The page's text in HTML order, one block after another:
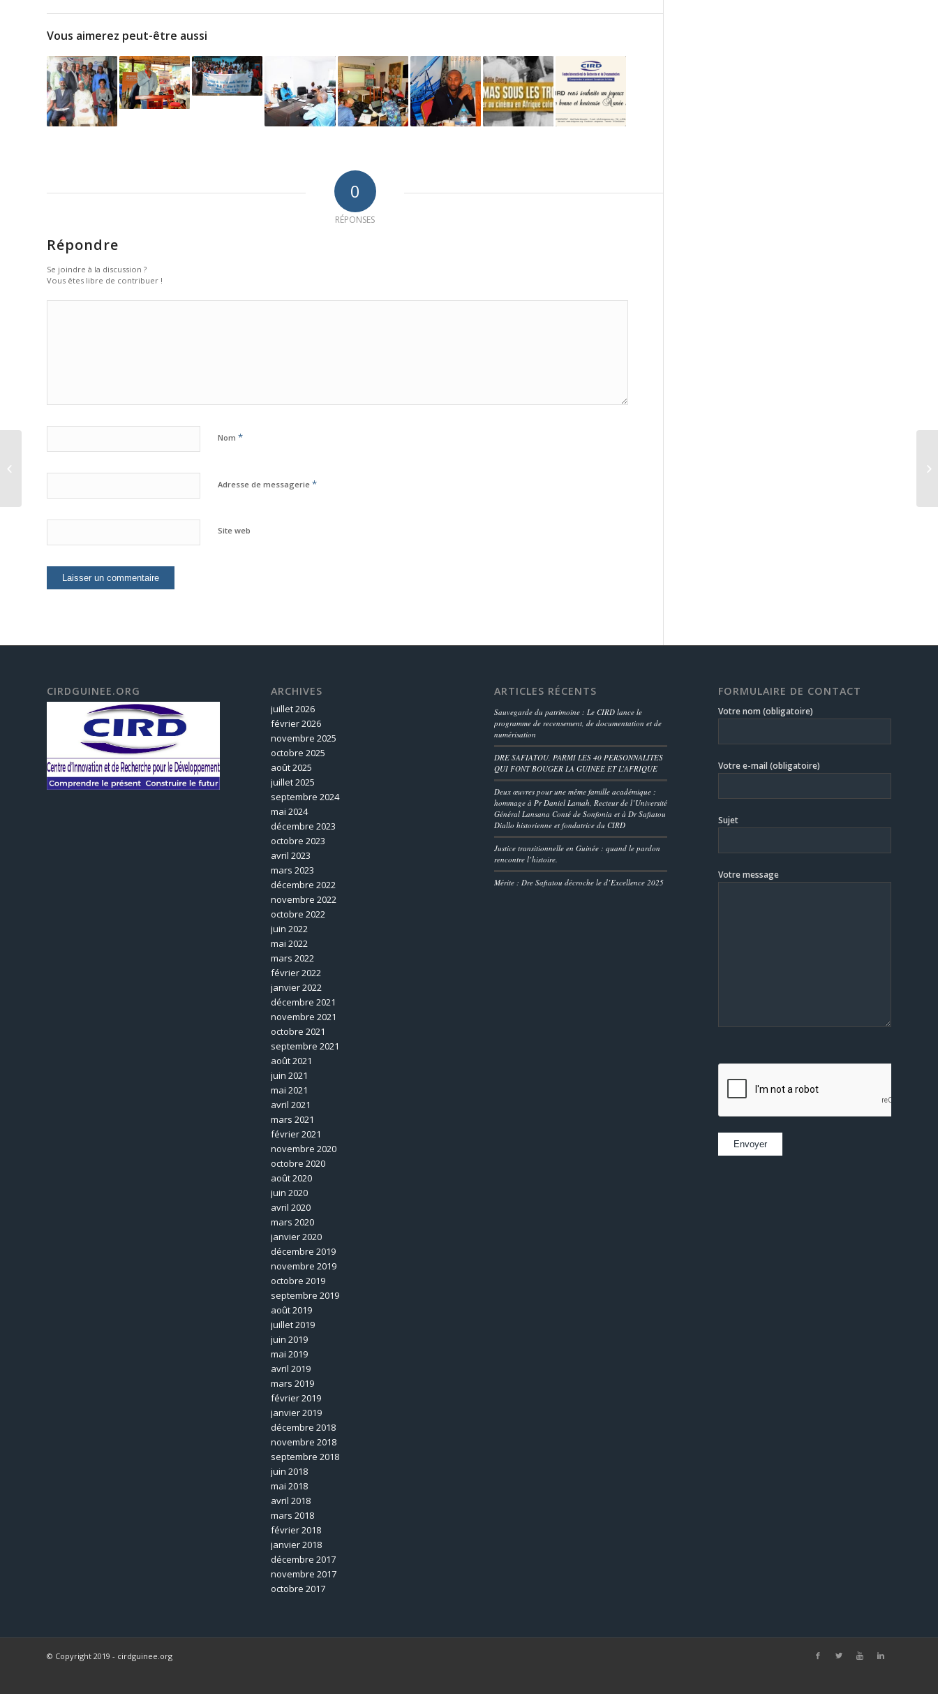
Vous aimerez peut-être aussi
0
RÉPONSES
Répondre
Se joindre à la discussion ?
Vous êtes libre de contribuer !
Nom *
Adresse de messagerie *
Site web
CIRDGUINEE.ORG ARCHIVES
juillet 2026
février 2026
novembre 2025
octobre 2025
août 2025
juillet 2025
septembre 2024
mai 2024
décembre 2023
octobre 2023
avril 2023
mars 2023
décembre 2022
novembre 2022
octobre 2022
juin 2022
mai 2022
mars 2022
février 2022
janvier 2022
décembre 2021
novembre 2021
octobre 2021
septembre 2021
août 2021
juin 2021
mai 2021
avril 2021
mars 2021
février 2021
novembre 2020
octobre 2020
août 2020
juin 2020
avril 2020
mars 2020
janvier 2020
décembre 2019
novembre 2019
octobre 2019
septembre 2019
août 2019
juillet 2019
juin 2019
mai 2019
avril 2019
mars 2019
février 2019
janvier 2019
décembre 2018
novembre 2018
septembre 2018
juin 2018
mai 2018
avril 2018
mars 2018
février 2018
janvier 2018
décembre 2017
novembre 2017
octobre 2017
ARTICLES RÉCENTS
Sauvegarde du patrimoine : Le CIRD lance le
programme de recensement, de documentation et de
numérisation
DRE SAFIATOU, PARMI LES 40 PERSONNALITES
QUI FONT BOUGER LA GUINEE ET L’AFRIQUE
Deux œuvres pour une même famille académique :
hommage à Pr Daniel Lamah, Recteur de l’Université
Général Lansana Conté de Sonfonia et à Dr Safiatou
Diallo historienne et fondatrice du CIRD
Justice transitionnelle en Guinée : quand le pardon
rencontre l’histoire.
Mérite : Dre Safiatou décroche le d’Excellence 2025
FORMULAIRE DE CONTACT
Votre nom (obligatoire)
Votre e-mail (obligatoire)
Sujet
Votre message
© Copyright 2019 - cirdguinee.org
Parrain de la 4ème